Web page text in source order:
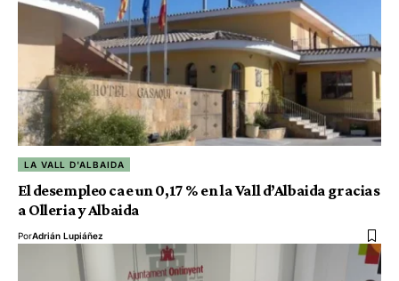
LA VALL D'ALBAIDA
El desempleo cae un 0,17 % en la Vall d’Albaida gracias
a Olleria y Albaida
PorAdrián Lupiáñez